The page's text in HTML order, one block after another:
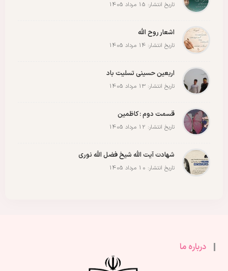
تاریخ انتشار: 15 مرداد 1405
اشعار روح الله
تاریخ انتشار: 14 مرداد 1405
اربعین حسینی تسلیت باد
تاریخ انتشار: 13 مرداد 1405
قسمت دوم : کاظمین
تاریخ انتشار: 12 مرداد 1405
شهادت آیت الله شیخ فضل الله نوری
تاریخ انتشار: 10 مرداد 1405
درباره ما